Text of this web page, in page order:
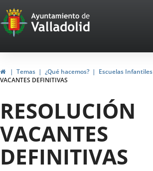
Portal
Web
del
Ayuntamiento
de
Valladolid
InicioTemas ¿Qué hacemos? Escuelas Infantiles
VACANTES DEFINITIVAS
RESOLUCIÓN
VACANTES
DEFINITIVAS